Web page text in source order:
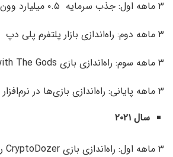
۳ ماهه اول: جذب سرمایه ۰.۵ میلیارد وون از شرکت Line
۳ ماهه دوم: راه‌اندازی بازار پلتفرم پلی دپ
۳ ماهه سوم: راه‌اندازی بازی Along with The Gods
۳ ماهه پایانی: راه‌اندازی بازی‌ها در نرم‌افزار MXPlayer
سال ۲۰۲۱